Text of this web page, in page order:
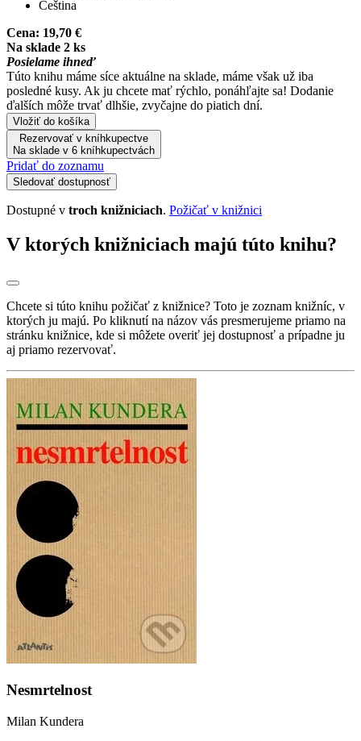
Čeština
Cena: 19,70 €
Na sklade 2 ks
Posielame ihneď
Túto knihu máme síce aktuálne na sklade, máme však už iba
posledné kusy. Ak ju chcete mať rýchlo, ponáhľajte sa! Dodanie
ďalších môže trvať dlhšie, zvyčajne do piatich dní.
Vložiť do košíka
Rezervovať v kníhkupectve
Na sklade v 6 kníhkupectvách
Pridať do zoznamu
Sledovať dostupnosť
Dostupné v troch knižniciach. Požičať v knižnici
V ktorých knižniciach majú túto knihu?
Chcete si túto knihu požičať z knižnice? Toto je zoznam knižníc, v
ktorých ju majú. Po kliknutí na názov vás presmerujeme priamo na
stránku knižnice, kde si môžete overiť jej dostupnosť a prípadne ju
aj priamo rezervovať.
Nesmrtelnost
Milan Kundera